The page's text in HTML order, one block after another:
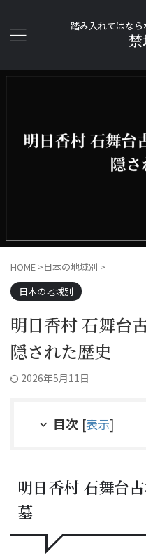
踏み入れてはな
HOME >日本の地域別 >
日本の地域別
明日香村 石舞台
隠された歴史
2026年5月11日
目次 [表示]
明日香村 石舞台古
墓